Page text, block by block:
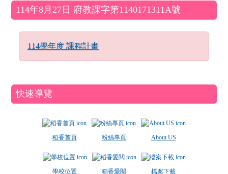
左邊區域內容
114年8月27日 府教課字第1140171311A號
114學年度 課程計畫
快速導覽
稻香首頁 粉絲專頁 About US
學校位置 稻香愛閱 檔案下載